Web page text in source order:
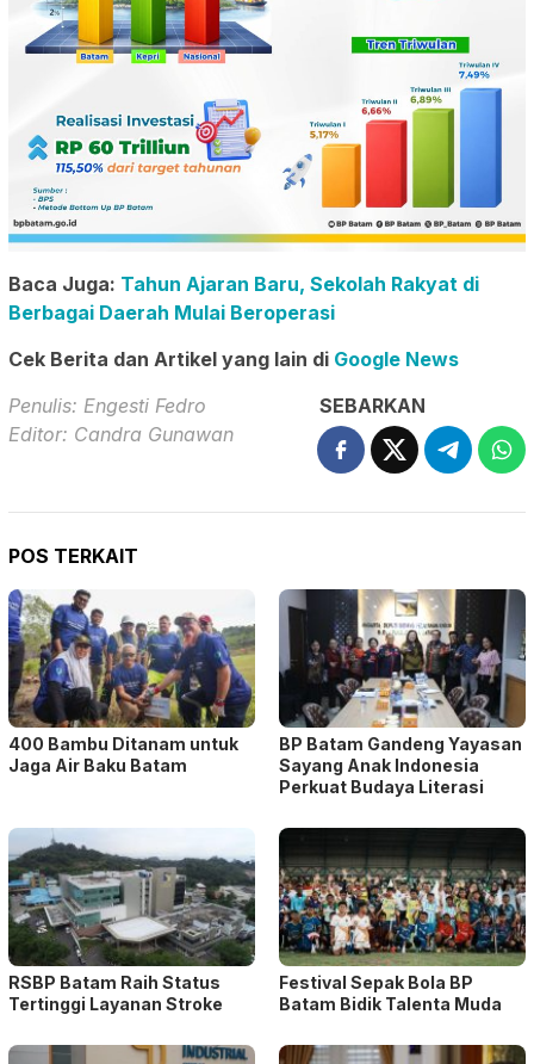
Baca Juga: Tahun Ajaran Baru, Sekolah Rakyat di
Berbagai Daerah Mulai Beroperasi
Cek Berita dan Artikel yang lain di Google News
Penulis: Engesti Fedro
Editor: Candra Gunawan
SEBARKAN
POS TERKAIT
400 Bambu Ditanam untuk
Jaga Air Baku Batam
BP Batam Gandeng Yayasan
Sayang Anak Indonesia
Perkuat Budaya Literasi
RSBP Batam Raih Status
Tertinggi Layanan Stroke
Festival Sepak Bola BP
Batam Bidik Talenta Muda